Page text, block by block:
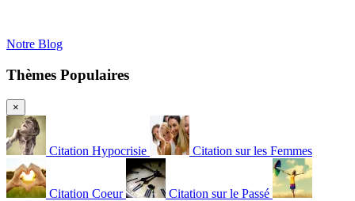
Notre Blog
Thèmes Populaires
×
Citation Hypocrisie Citation sur les Femmes
Citation Coeur Citation sur le Passé